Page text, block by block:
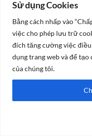
Sử dụng Cookies
Bằng cách nhấp vào
việc cho phép lưu trữ
đích tăng cường việc
dụng trang web và để
của chúng tôi.